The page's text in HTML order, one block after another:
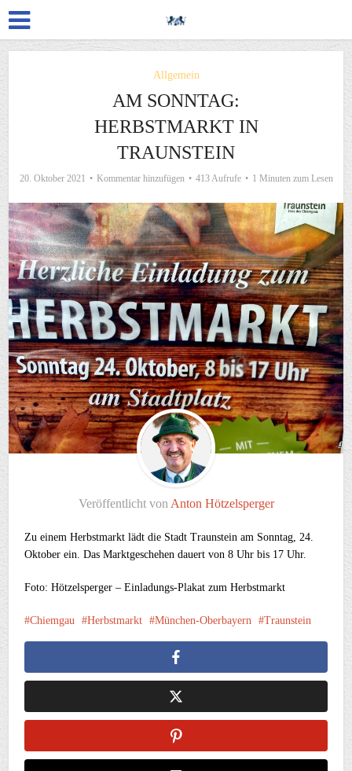
Allgemein
AM SONNTAG:
HERBSTMARKT IN
TRAUNSTEIN
20. Oktober 2021 Kommentar hinzufügen 413 Aufrufe 1 Minuten zum Lesen
Veröffentlicht von Anton Hötzelsperger
Zu einem Herbstmarkt lädt die Stadt Traunstein am Sonntag, 24.
Oktober ein. Das Marktgeschehen dauert von 8 Uhr bis 17 Uhr.
Foto: Hötzelsperger – Einladungs-Plakat zum Herbstmarkt
Chiemgau Herbstmarkt München-Oberbayern Traunstein